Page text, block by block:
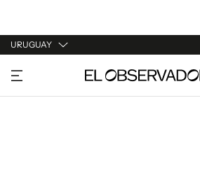
URUGUAY
URUGUAY
ARGENTINA